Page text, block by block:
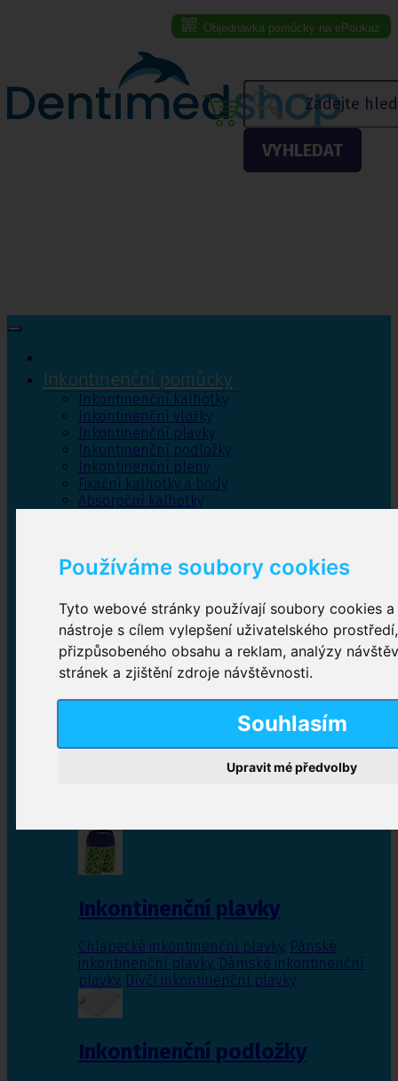
Používáme soubory cookies
Tyto webové stránky používají soubory cookies
nástroje s cílem vylepšení uživatelského
přizpůsobeného obsahu a reklam, analýzy
stránek a zjištění zdroje návštěvnosti.
Souhlasím
Upravit mé předvolby
Objednávka pomůcky na ePoukaz
VYHLEDAT
Inkontinenční pomůcky
Inkontinenční kalhotky
Inkontinenční vložky
Inkontinenční plavky
Inkontinenční podložky
Inkontinenční pleny
Fixační kalhotky a body
Absorpční kalhotky
Inkontinenční kalhotky
Plenkové kalhotky navlékací,Plenkové kalhotky
zalepovací,Inkontinenční kalhotky dámské
Inkontinenční vložky
Inkontinenční plavky
Chlapecké inkontinenční plavky, Pánské
inkontinenční plavky, Dámské inkontinenční
plavky, Dívčí inkontinenční plavky
Inkontinenční podložky